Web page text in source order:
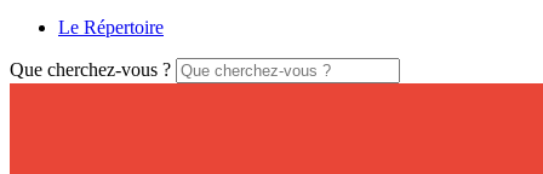
Le Répertoire
Que cherchez-vous ?